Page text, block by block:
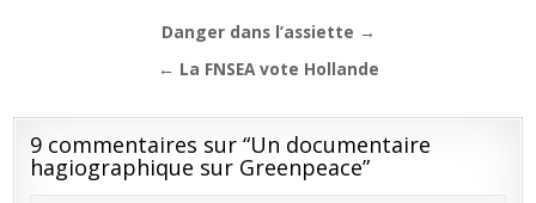
NavigationDanger dans l’assiette →
← La FNSEA vote Hollande
9 commentaires sur “Un documentaire
hagiographique sur Greenpeace”